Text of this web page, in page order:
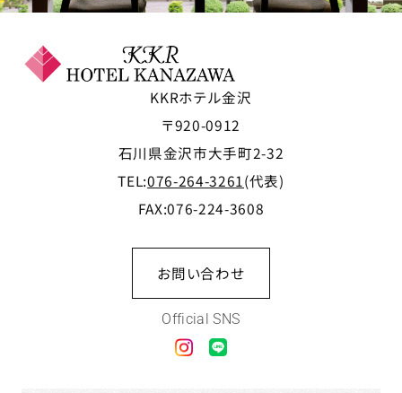
KKRホテル金沢
〒920-0912
石川県金沢市大手町2-32
TEL:076-264-3261(代表)
FAX:076-224-3608
お問い合わせ
Official SNS